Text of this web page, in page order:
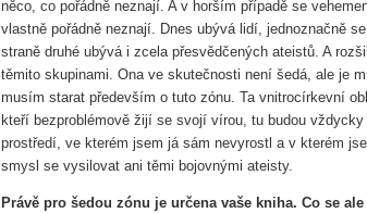
něco, co pořádně neznají. A v horším případě se
vlastně pořádně neznají. Dnes ubývá lidí, jednoznačně
straně druhé ubývá i zcela přesvědčených ateistů. A
těmito skupinami. Ona ve skutečnosti není šedá, ale je
musím starat především o tuto zónu. Ta vnitrocírkevní
kteří bezproblémově žijí se svojí vírou, tu budou
prostředí, ve kterém jsem já sám nevyrostl a v kterém
smysl se vysilovat ani těmi bojovnými ateisty.
Právě pro šedou zónu je určena vaše kniha. Co se